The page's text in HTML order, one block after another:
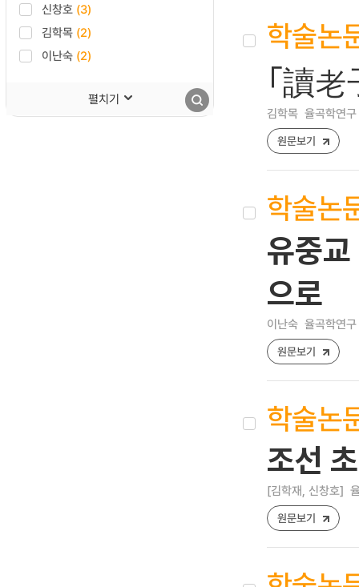
신창호 (3)
김학목 (2)
이난숙 (2)
펼치기
학술논
｢讀老
김학목 율곡학연
원문보기
학술논
유중교
으로
이난숙 율곡학연
원문보기
학술논
조선
[김학재, 신창호]
원문보기